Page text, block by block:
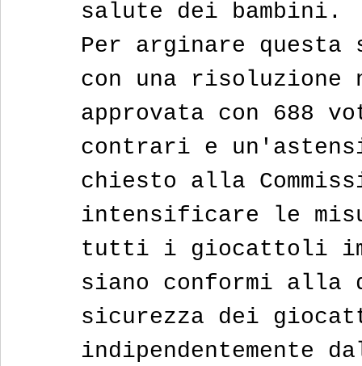
salute dei bambini.
Per arginare
con una
approvata con 688
contrari e
chiesto alla
intensificare le
tutti i giocattoli
siano conformi
sicurezza dei
indipendentemente